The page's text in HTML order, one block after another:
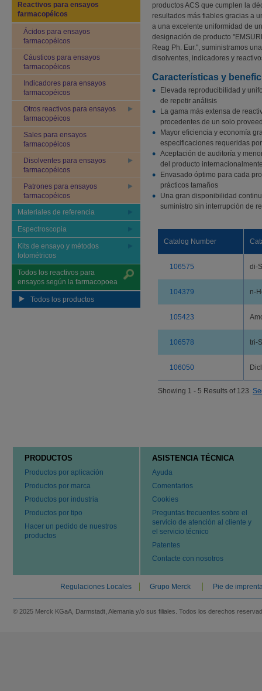
Reactivos para ensayos
farmacopéicos
Ácidos para ensayos
farmacopéicos
Cáusticos para ensayos
farmacopéicos
Indicadores para ensayos
farmacopéicos
Otros reactivos para ensayos
farmacopéicos
Sales para ensayos
farmacopéicos
Disolventes para ensayos
farmacopéicos
Patrones para ensayos
farmacopéicos
Materiales de referencia
Espectroscopia
Kits de ensayo y métodos
fotométricos
Todos los reactivos para
ensayos según la farmacopoea
Todos los productos
productos ACS que cumplen la
resultados más fiables gracias a
a una excelente uniformidad de
designación de producto
Reag Ph. Eur.", suministramos
disolventes, indicadores y
Características y
Elevada reproducibilidad y
de repetir análisis
La gama más extensa de
procedentes de un solo
Mayor eficiencia y economía
especificaciones requeridas
Aceptación de auditoría y
del producto
Envasado óptimo para cada
prácticos tamaños
Una gran disponibilidad
suministro sin interrupción de
Catalog Number
106575 di-
104379 n-
105423
106578 tri-
106050
Showing 1 - 5 Results of 123
PRODUCTOS
Productos por aplicación
Productos por marca
Productos por industria
Productos por tipo
Hacer un pedido de nuestros
productos
ASISTENCIA TÉCNICA
Ayuda
Comentarios
Cookies
Preguntas frecuentes sobre el
servicio de atención al cliente y
el servicio técnico
Patentes
Contacte con nosotros
Regulaciones Locales Grupo Merck Pie de
© 2025 Merck KGaA, Darmstadt, Alemania y/o sus filiales. Todos los derechos